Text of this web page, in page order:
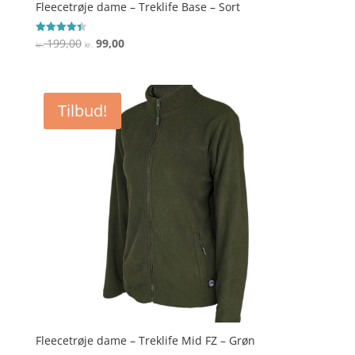
Fleecetrøje dame – Treklife Base – Sort
Vurderet
4.4
kr.199,00 Den
var:
kr. 199,00.
kr.99,00Den
kr. 99,00.
Tilbud!
Fleecetrøje dame – Treklife Mid FZ – Grøn